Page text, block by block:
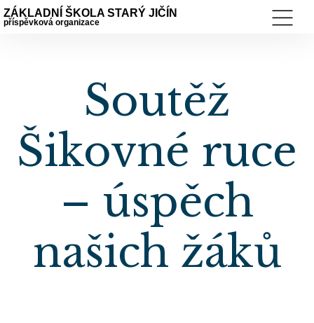
ZÁKLADNÍ ŠKOLA STARÝ JIČÍN
příspěvková organizace
Soutěž
Šikovné ruce
– úspěch
našich žáků